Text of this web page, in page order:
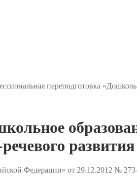
переподготовка
Федерации» от 29.12.2012 №